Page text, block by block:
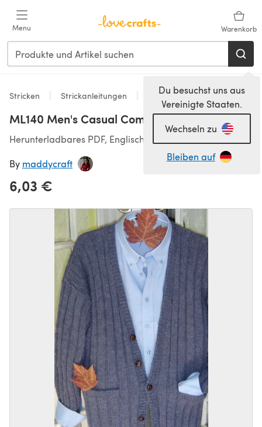
Menu Warenkorb
Du besuchst uns aus
Vereinigte Staaten.
Wechseln zu
Bleiben auf
Stricken Strickanleitungen Strickjacken
ML140 Men's Casual Comfort
Herunterladbares PDF, Englisch
By maddycraft
6,03 €